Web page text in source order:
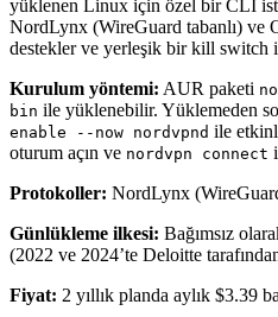
yüklenen Linux için özel bir CLI
NordLynx (WireGuard tabanlı) ve
destekler ve yerleşik bir kill switch
Kurulum yöntemi: AUR paketi
bin ile yüklenebilir. Yüklemeden
enable --now nordvpnd ile
oturum açın ve nordvpn connect
Protokoller: NordLynx
Günlükleme ilkesi: Bağımsız
(2022 ve 2024’te Deloitte
Fiyat: 2 yıllık planda aylık $3.39